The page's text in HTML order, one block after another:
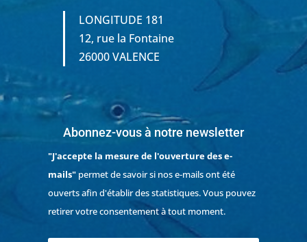
LONGITUDE 181
12, rue la Fontaine
26000 VALENCE
Abonnez-vous à notre newsletter
"J'accepte la mesure de l'ouverture des e-
mails"permet de savoir si nos e-mails ont été
ouverts afin d'établir des statistiques. Vous pouvez
retirer votre consentement à tout moment.